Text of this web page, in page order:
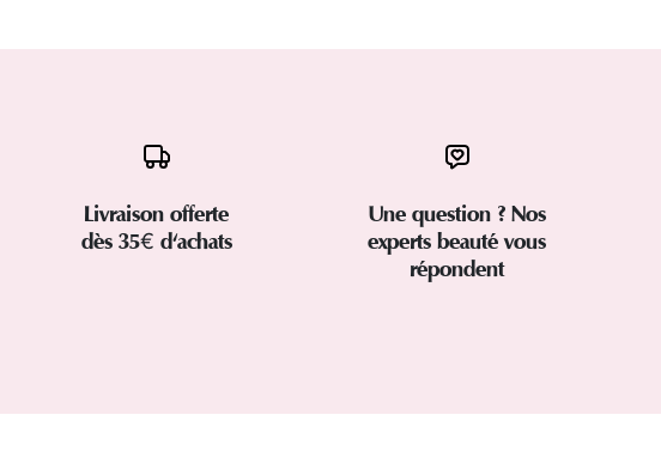
Livraison offerte
dès 35€ d'achats
Une question ? Nos
experts beauté vous
répondent